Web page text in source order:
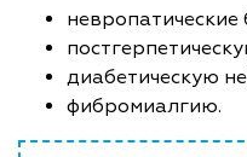
невропатические
диабетическую
фибромиалгию.